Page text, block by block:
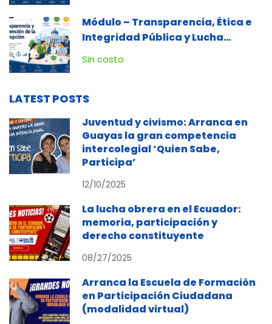
Módulo – Transparencia, Ética e
Integridad Pública y Lucha
Contra la Corrupción
Sin costo
LATEST POSTS
Juventud y civismo: Arranca en
Guayas la gran competencia
intercolegial ‘Quien Sabe,
Participa’
12/10/2025
La lucha obrera en el Ecuador:
memoria, participación y
derecho constituyente
08/27/2025
Arranca la Escuela de Formación
en Participación Ciudadana
(modalidad virtual)